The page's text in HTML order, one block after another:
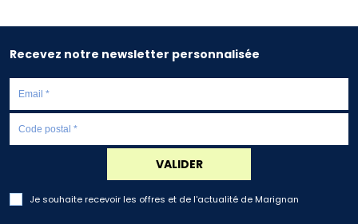
Recevez notre newsletter personnalisée
VALIDER
Je souhaite recevoir les offres et de l'actualité de Marignan